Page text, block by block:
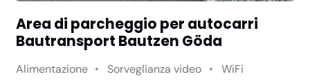
Area di parcheggio per autocarri
Bautransport Bautzen Göda
Alimentazione Sorveglianza video WiFi